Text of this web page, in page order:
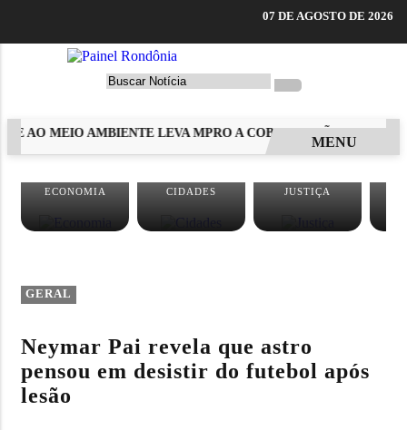
07 DE AGOSTO DE 2026
AO MEIO AMBIENTE LEVA MPRO A COBRAR AÇÕES CONTRA
MENU
ECONOMIA CIDADES JUSTIÇA
GERAL
Neymar Pai revela que astro
pensou em desistir do futebol após
lesão